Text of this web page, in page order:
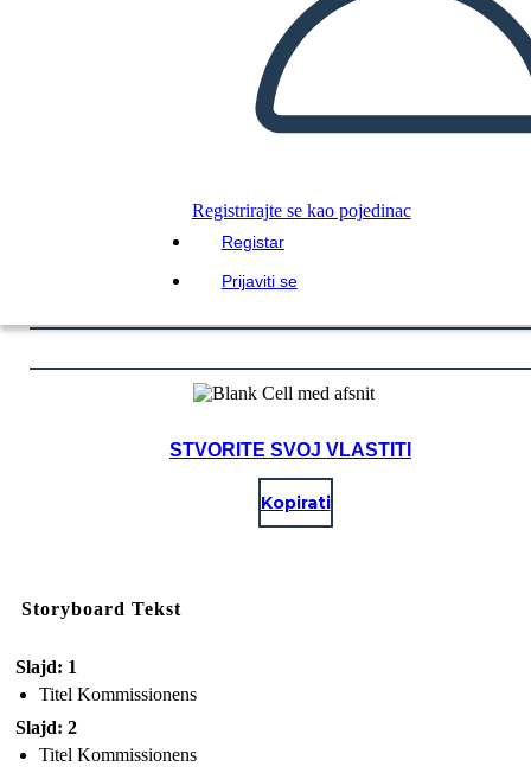
Registrirajte se kao pojedinac
Registar
Prijaviti se
STVORITE SVOJ VLASTITI
Kopirati
Storyboard Tekst
Slajd: 1
Titel Kommissionens
Slajd: 2
Titel Kommissionens